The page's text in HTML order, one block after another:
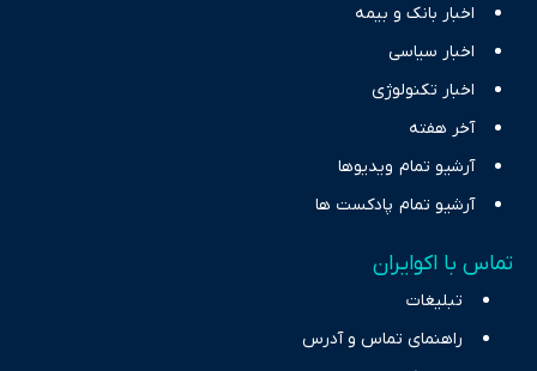
اخبار بانک و بیمه
اخبار سیاسی
اخبار تکنولوژی
آخر هفته
آرشیو تمام ویدیوها
آرشیو تمام پادکست ها
تماس با اکوایران
تبلیغات
راهنمای تماس و آدرس